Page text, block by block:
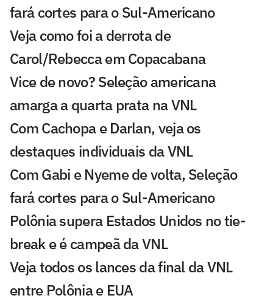
fará cortes para o Sul-Americano
Veja como foi a derrota de
Carol/Rebecca em Copacabana
Vice de novo? Seleção americana
amarga a quarta prata na VNL
Com Cachopa e Darlan, veja os
destaques individuais da VNL
Com Gabi e Nyeme de volta, Seleção
fará cortes para o Sul-Americano
Polônia supera Estados Unidos no tie-
break e é campeã da VNL
Veja todos os lances da final da VNL
entre Polônia e EUA